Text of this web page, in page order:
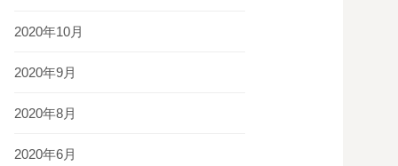
2020年10月
2020年9月
2020年8月
2020年6月